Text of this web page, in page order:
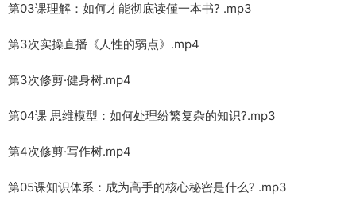
第03课理解：如何才能彻底读僅一本书? .mp3
第3次实操直播《人性的弱点》.mp4
第3次修剪·健身树.mp4
第04课 思维模型：如何处理纷繁复杂的知识?.mp3
第4次修剪·写作树.mp4
第05课知识体系：成为高手的核心秘密是什么? .mp3